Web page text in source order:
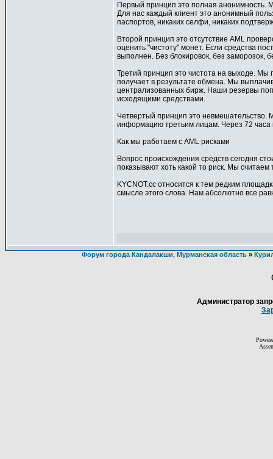
Первый принцип это полная анонимность.
Для нас каждый клиент это анонимный
паспортов, никаких селфи, никаких
Второй принцип это отсутствие AML
оценить "чистоту" монет. Если средства
выполнен. Без блокировок, без заморозок,
Третий принцип это чистота на выходе.
получает в результате обмена. Мы
централизованных бирж. Наши резервы
исходящими средствами.
Четвертый принцип это
информацию третьим лицам. Через 72 часа
Как мы работаем с AML рисками
Вопрос происхождения средств сегодня
показывают хоть какой то риск. Мы
KYCNOT.cc относится к тем редким
смысле этого слова. Нам абсолютно все
Форум города Кандалакши, Мурманская область»
Администратор